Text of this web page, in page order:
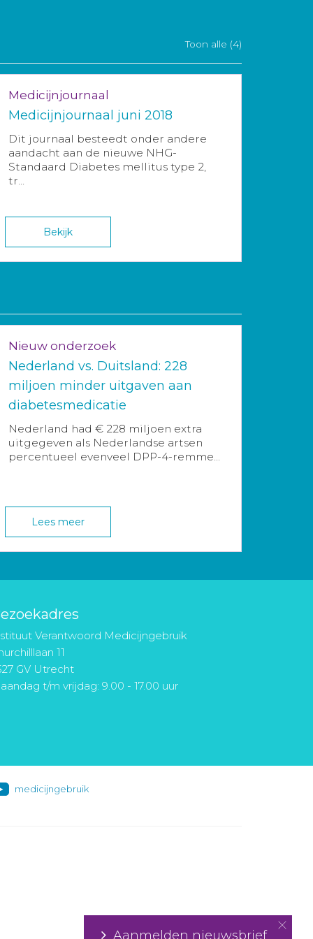
Toon alle (4)
Medicijnjournaal
Medicijnjournaal juni 2018
Dit journaal besteedt onder andere
aandacht aan de nieuwe NHG-
Standaard Diabetes mellitus type 2,
tr...
Bekijk
Nieuw onderzoek
Nederland vs. Duitsland: 228
miljoen minder uitgaven aan
diabetesmedicatie
Nederland had € 228 miljoen extra
uitgegeven als Nederlandse artsen
percentueel evenveel DPP-4-remme...
Lees meer
Verantwoord Medicijngebruik
11
GV Utrecht
t/m vrijdag: 9.00 - 17.00 uur
medicijngebruik
Aanmelden nieuwsbrief